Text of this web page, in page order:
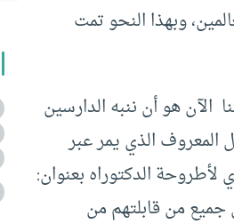
وبهذا النحو تمت
الآن هو أن ننبه الدارسين
المعروف الذي يمر عبر
لأطروحة الدكتوراه بعنوان:
من قابلتهم من